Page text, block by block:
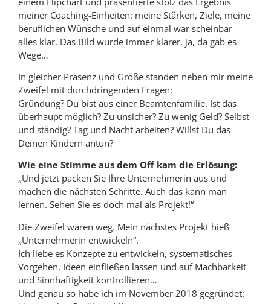
meiner Coaching-Einheiten: meine Stärken, Ziele, meine
beruflichen Wünsche und auf einmal war scheinbar
alles klar. Das Bild wurde immer klarer, ja, da gab es
Wege…
In gleicher Präsenz und Größe standen neben mir meine
Zweifel mit durchdringenden Fragen:
Gründung? Du bist aus einer Beamtenfamilie. Ist das
überhaupt möglich? Zu unsicher? Zu wenig Geld? Selbst
und ständig? Tag und Nacht arbeiten? Willst Du das
Deinen Kindern antun?
Wie eine Stimme aus dem Off kam die Erlösung:
„Und jetzt packen Sie Ihre Unternehmerin aus und
machen die nächsten Schritte. Auch das kann man
lernen. Sehen Sie es doch mal als Projekt!“
Die Zweifel waren weg. Mein nächstes Projekt hieß
„Unternehmerin entwickeln“.
Ich liebe es Konzepte zu entwickeln, systematisches
Vorgehen, Ideen einfließen lassen und auf Machbarkeit
und Sinnhaftigkeit kontrollieren…
Und genau so habe ich im November 2018 gegründet: